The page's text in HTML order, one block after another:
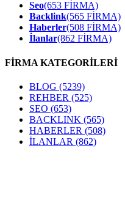
Seo(653 FİRMA)
Backlink(565 FİRMA)
Haberler(508 FİRMA)
İlanlar(862 FİRMA)
FİRMA KATEGORİLERİ
BLOG (5239)
REHBER (525)
SEO (653)
BACKLINK (565)
HABERLER (508)
İLANLAR (862)